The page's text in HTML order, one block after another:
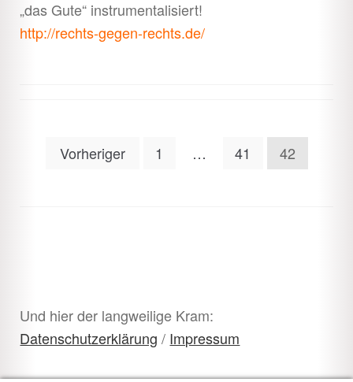
„das Gute“ instrumentalisiert!
http://rechts-gegen-rechts.de/
Seitennummerierung
Vorheriger 1 … 41 42
Und hier der langweilige Kram:
Datenschutzerklärung / Impressum